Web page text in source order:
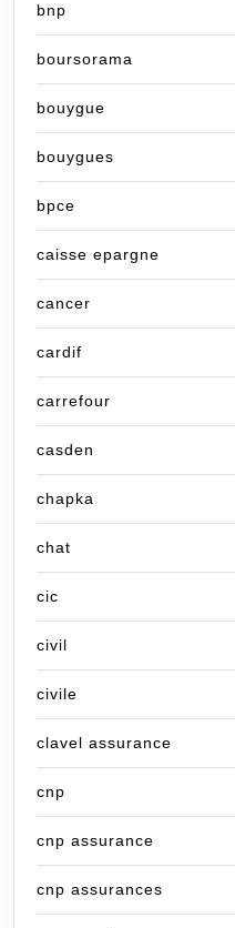
bnp
boursorama
bouygue
bouygues
bpce
caisse epargne
cancer
cardif
carrefour
casden
chapka
chat
cic
civil
civile
clavel assurance
cnp
cnp assurance
cnp assurances